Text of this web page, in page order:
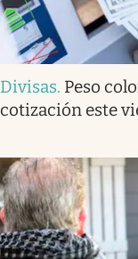
Divisas. Peso
cotización este